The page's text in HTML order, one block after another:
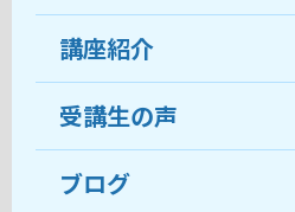
受講生の声
おすすめ・人気の講座
目的から講座を探す
ココがおすすめ
料金
受講までの流れ
講座紹介
受講生の声
ブログ